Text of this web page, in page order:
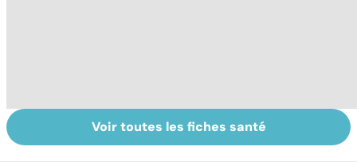
La tuberculose
pulmonaire
Tout savoir sur
les infections
Voir toutes les fiches santé